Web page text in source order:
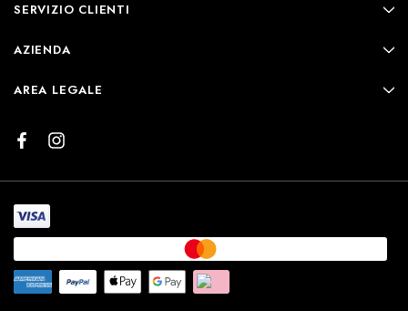
SERVIZIO CLIENTI
AZIENDA
AREA LEGALE